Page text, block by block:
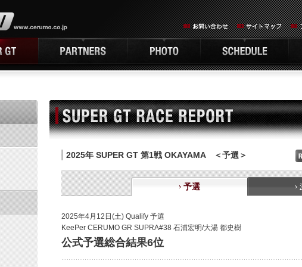
2025年 SUPER GT 第1戦 OKAYAMA ＜予選＞
予選
2025年4月12日(土) Qualify 予選
KeePer CERUMO GR SUPRA#38 石浦宏明/大湯 都史樹
公式予選総合結果6位